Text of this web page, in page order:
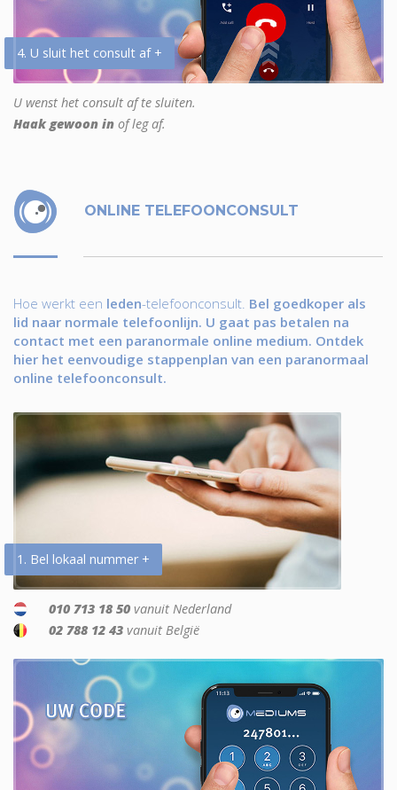
4. U sluit het consult af +
U wenst het consult af te sluiten.
Haak gewoon in of leg af.
ONLINE TELEFOONCONSULT
Hoe werkt een leden-telefoonconsult. Bel goedkoper als
lid naar normale telefoonlijn. U gaat pas betalen na
contact met een paranormale online medium. Ontdek
hier het eenvoudige stappenplan van een paranormaal
online telefoonconsult.
1. Bel lokaal nummer +
010 713 18 50 vanuit Nederland
02 788 12 43 vanuit België